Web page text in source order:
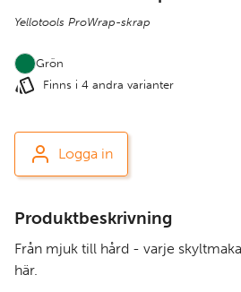
Yellotools ProWrap-skrap
Grön
Finns i 4 andra varianter
Logga in
Produktbeskrivning
Från mjuk till hård - varje
här.